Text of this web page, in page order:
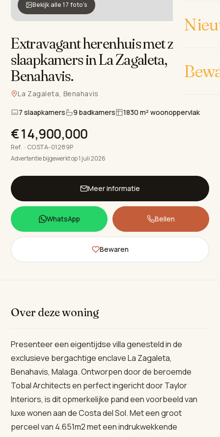
Bekijk alle 17 foto's
Extravagant herenhuis met zeven
slaapkamers in La Zagaleta,
Benahavis.
La Zagaleta, Benahavis
7 slaapkamers
9 badkamers 1830 m² woonoppervlak
€14,900,000
Ref. · COSTA-01289P
Advertentie bijgewerkt op 1 juli 2026
Meer informatie
WhatsApp Bellen
Bewaren
Over deze woning
Presenteer een eigentijdse villa genesteld in de
exclusieve bergachtige enclave La Zagaleta,
Benahavis, Malaga. Ontworpen door de beroemde
Tobal Architects en perfect ingericht door Taylor
Interiors, is dit opmerkelijke pand een voorbeeld van
luxe wonen aan de Costa del Sol. Met een groot
perceel van 4.651m2 met een indrukwekkende